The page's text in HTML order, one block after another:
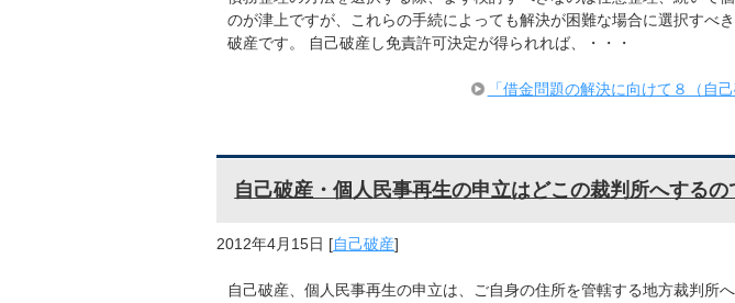
のが津上ですが、これらの手続によっても解決が困難な場合に選択すべ
破産です。 自己破産し免責許可決定が得られれば、・・・
「借金問題の解決に向けて８（自
自己破産・個人民事再生の申立はどこの裁判所へするの
2012年4月15日 [自己破産]
自己破産、個人民事再生の申立は、ご自身の住所を管轄する地方裁判所